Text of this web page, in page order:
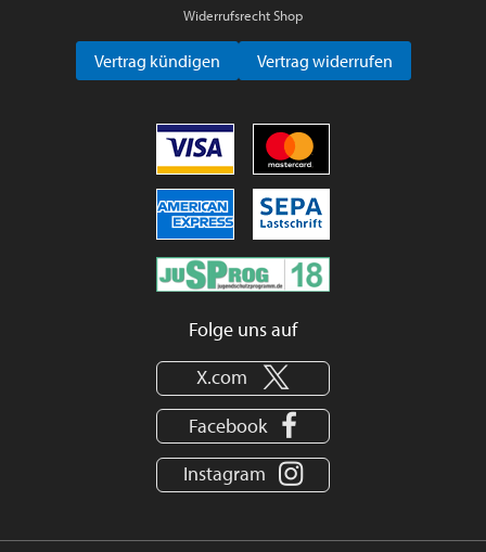
Widerrufsrecht Shop
Vertrag kündigen Vertrag widerrufen
Folge uns auf
X.com
Facebook
Instagram